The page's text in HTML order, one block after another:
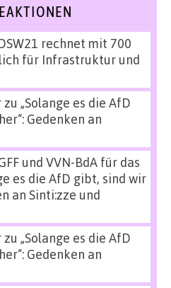
rechnet mit 700
für Infrastruktur und
zu „Solange es die AfD
Gedenken an
und VVN-BdA für das
es die AfD gibt, sind wir
an Sinti:zze und
zu „Solange es die AfD
Gedenken an